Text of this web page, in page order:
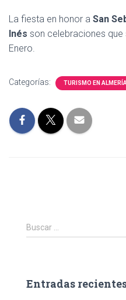
La fiesta en honor a San
Inés son celebraciones que
Enero.
Categorías: TURISMO EN
B
u
r
Buscar …
Entradas